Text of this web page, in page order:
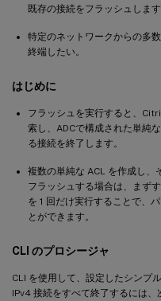
既存の接続をフラッシュします
特定のネットワークからの多
終端したい。
はじめに
フラッシュを実行すると、
索し、ADCで構成された単純
る接続を終了します。
複数の単純な ACL を作成し、
フラッシュする場合は、まず
を 1 回だけ実行することで、
とができます。
CLI のプロシージャ
CLI を使用して、設定したシンプ
IPv4 接続をすべて終了するには、